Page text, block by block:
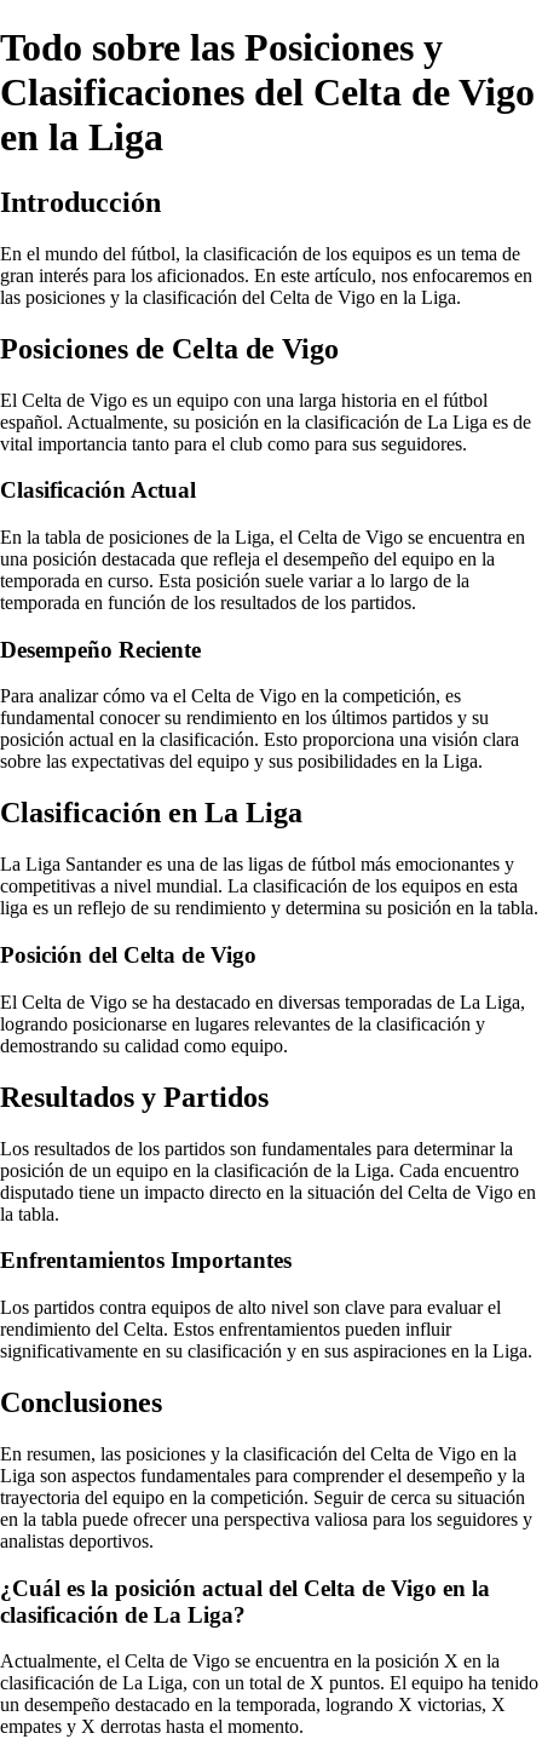
Todo sobre las Posiciones y
Clasificaciones del Celta de Vigo
en la Liga
Introducción
En el mundo del fútbol, la clasificación de los equipos es un tema de
gran interés para los aficionados. En este artículo, nos enfocaremos en
las posiciones y la clasificación del Celta de Vigo en la Liga.
Posiciones de Celta de Vigo
El Celta de Vigo es un equipo con una larga historia en el fútbol
español. Actualmente, su posición en la clasificación de La Liga es de
vital importancia tanto para el club como para sus seguidores.
Clasificación Actual
En la tabla de posiciones de la Liga, el Celta de Vigo se encuentra en
una posición destacada que refleja el desempeño del equipo en la
temporada en curso. Esta posición suele variar a lo largo de la
temporada en función de los resultados de los partidos.
Desempeño Reciente
Para analizar cómo va el Celta de Vigo en la competición, es
fundamental conocer su rendimiento en los últimos partidos y su
posición actual en la clasificación. Esto proporciona una visión clara
sobre las expectativas del equipo y sus posibilidades en la Liga.
Clasificación en La Liga
La Liga Santander es una de las ligas de fútbol más emocionantes y
competitivas a nivel mundial. La clasificación de los equipos en esta
liga es un reflejo de su rendimiento y determina su posición en la tabla.
Posición del Celta de Vigo
El Celta de Vigo se ha destacado en diversas temporadas de La Liga,
logrando posicionarse en lugares relevantes de la clasificación y
demostrando su calidad como equipo.
Resultados y Partidos
Los resultados de los partidos son fundamentales para determinar la
posición de un equipo en la clasificación de la Liga. Cada encuentro
disputado tiene un impacto directo en la situación del Celta de Vigo en
la tabla.
Enfrentamientos Importantes
Los partidos contra equipos de alto nivel son clave para evaluar el
rendimiento del Celta. Estos enfrentamientos pueden influir
significativamente en su clasificación y en sus aspiraciones en la Liga.
Conclusiones
En resumen, las posiciones y la clasificación del Celta de Vigo en la
Liga son aspectos fundamentales para comprender el desempeño y la
trayectoria del equipo en la competición. Seguir de cerca su situación
en la tabla puede ofrecer una perspectiva valiosa para los seguidores y
analistas deportivos.
¿Cuál es la posición actual del Celta de Vigo en la
clasificación de La Liga?
Actualmente, el Celta de Vigo se encuentra en la posición X en la
clasificación de La Liga, con un total de X puntos. El equipo ha tenido
un desempeño destacado en la temporada, logrando X victorias, X
empates y X derrotas hasta el momento.